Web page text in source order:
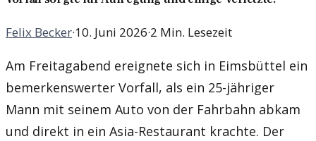
Felix Becker·10. Juni 2026·2 Min. Lesezeit
Am Freitagabend ereignete sich in Eimsbüttel ein
bemerkenswerter Vorfall, als ein 25-jähriger
Mann mit seinem Auto von der Fahrbahn abkam
und direkt in ein Asia-Restaurant krachte. Der